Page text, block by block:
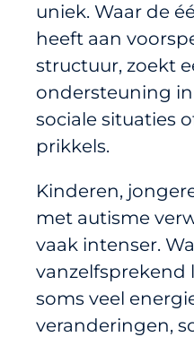
uniek. Waar de
heeft aan
structuur, zoekt
ondersteuning
sociale situaties
prikkels.
Kinderen,
met autisme
vaak intenser.
vanzelfsprekend
soms veel
veranderingen,